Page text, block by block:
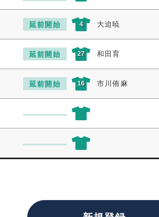
延前開始 4 大迫暁
延前開始 27 和田育
延前開始 16 市川侑麻